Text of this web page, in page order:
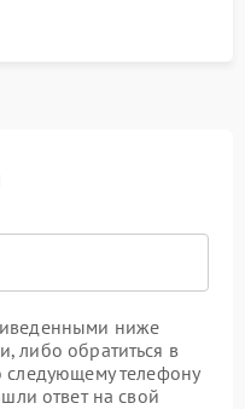
ниже
либо обратиться в
следующему телефону
ответ на свой